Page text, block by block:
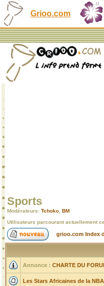
Grioo.com
Sports
Modérateurs: Tchoko BM
Utilisateurs parcourant actuellement
grioo.com Index
Annonce : CHARTE DU
Les Stars Africaines de la